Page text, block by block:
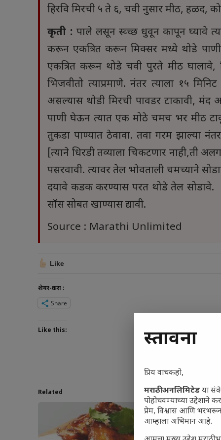
हिरवि मिरची ५ ते ६, चवी नुसार मीठ, हळद,
कृती : पाले लसून स्व्च्छ धुवून कापून घ्यावे
करून एकत्रित करून मिक्सर मध्ये थोडे पाणी
एकत्रित करून थोडे चवी पुरते मीठ घालावे,
भिजवीतो त्याप्रमाणे. नंतर त्याला १५
असल्यास थोडी मिरची पावडर टाकावी,
पाणी घेऊन त्यात एक मोठे चमच भर मीठ
तुकडा पाण्यात ठेवावा. तवा गरम झाल्या
[त्याने धिरडी तव्याला चिकटणार नाही,ती
पसरवावी. त्यावर तेल भोवताली चमच्याने
दयावे कडक करण्यास परत थोडे तेल सोडावे.
सॉस सोबत खाण्यास द्यावी.
Source : Marathi Unlimited
Like
शेयर-करा :
Share
Like this:
Related
प्रस्तावना
प्रिय वाचकहो,
मराठी अनलिमिटेडया
पोहोचवण्याच्या उद्देशाने
प्रेम, विश्वास आणि
आम्हाला अभिमान आहे.